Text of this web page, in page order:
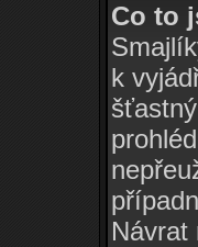
Co to
k
Návrat